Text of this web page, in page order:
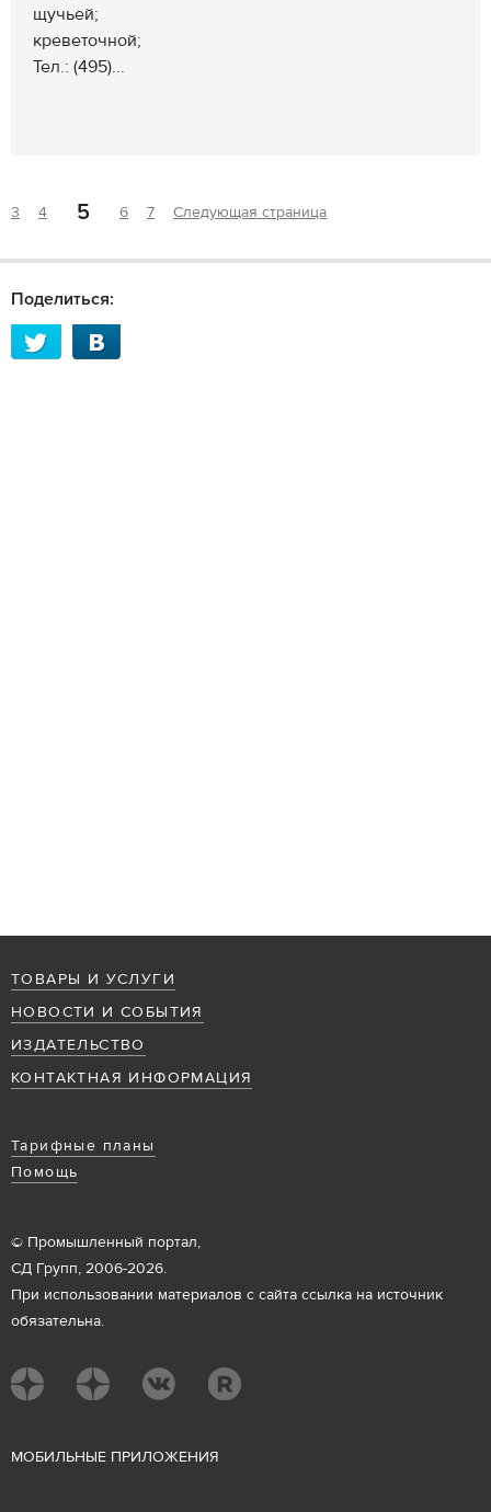
щучьей;
креветочной;
Тел.: (495)...
3 4 5 6 7 Следующая страница
Поделиться:
ТОВАРЫ И УСЛУГИ
НОВОСТИ И СОБЫТИЯ
ИЗДАТЕЛЬСТВО
КОНТАКТНАЯ ИНФОРМАЦИЯ
Тарифные планы
Помощь
© Промышленный портал,
СД Групп, 2006-2026.
При использовании материалов с сайта ссылка на источник
обязательна.
МОБИЛЬНЫЕ ПРИЛОЖЕНИЯ